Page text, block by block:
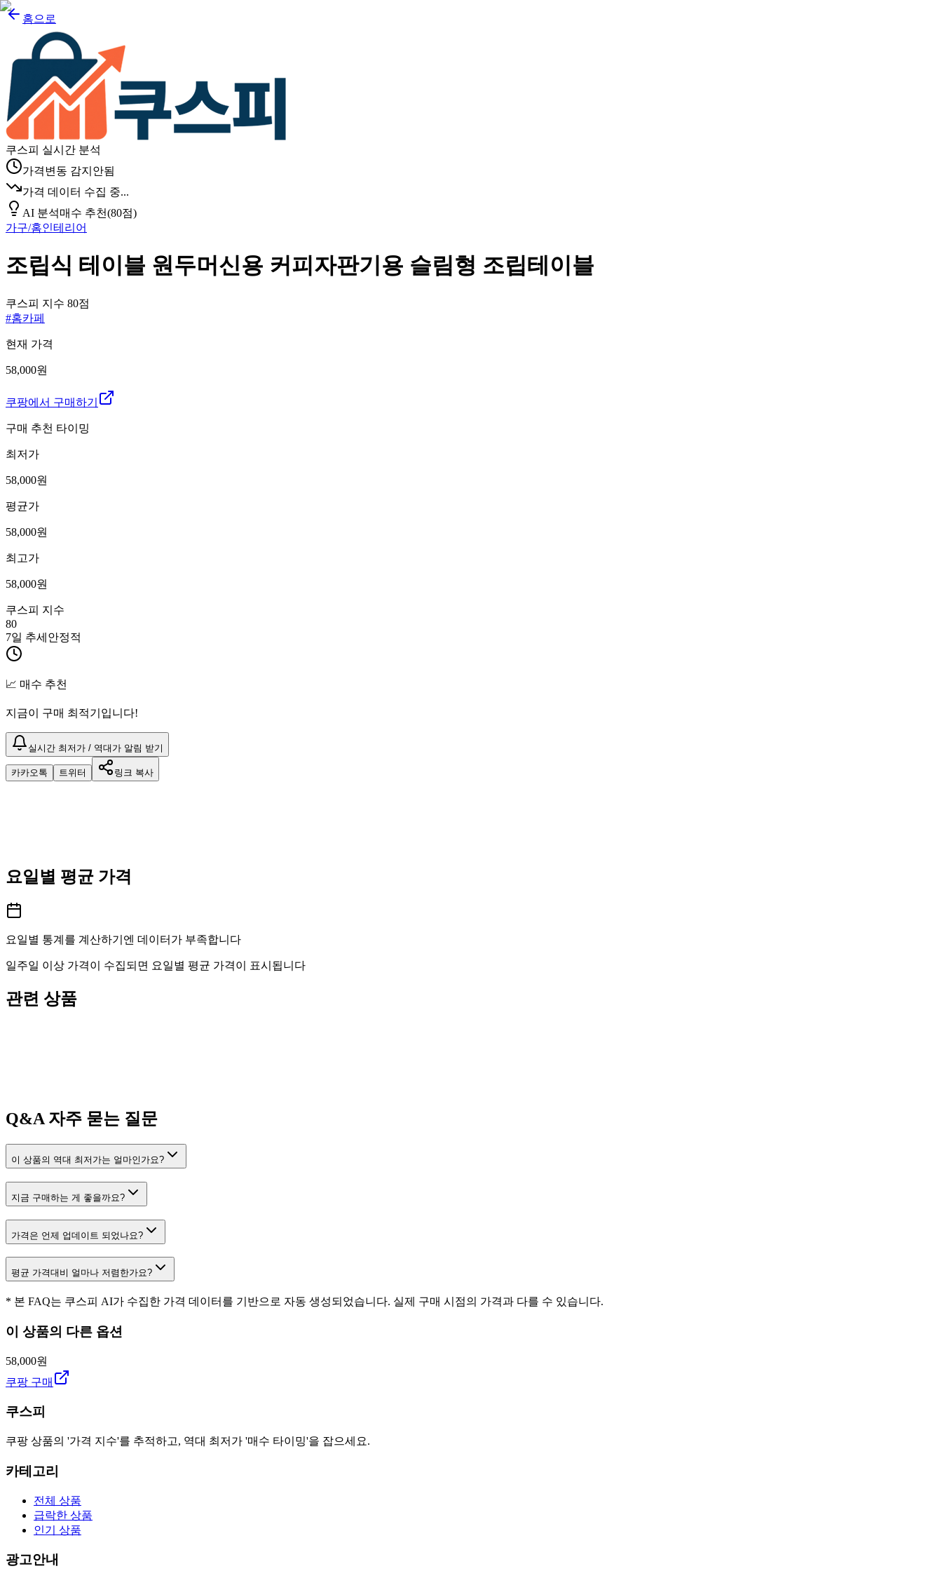
홈으로
쿠스피 실시간 분석
가격변동 감지안됨
가격 데이터 수집 중...
AI 분석매수 추천(80점)
가구/홈인테리어
조립식 테이블 원두머신용 커피자판기용 슬림형 조립테이블
쿠스피 지수 80점
#홈카페
현재 가격
58,000원
쿠팡에서 구매하기
구매 추천 타이밍
최저가
58,000원
평균가
58,000원
최고가
58,000원
쿠스피 지수
80
7일 추세 안정적
📈 매수 추천
지금이 구매 최적기입니다!
실시간 최저가 / 역대가 알림 받기
카카오톡 트위터 링크 복사
요일별 평균 가격
요일별 통계를 계산하기엔 데이터가 부족합니다
일주일 이상 가격이 수집되면 요일별 평균 가격이 표시됩니다
관련 상품
Q&A자주 묻는 질문
이 상품의 역대 최저가는 얼마인가요?
지금 구매하는 게 좋을까요?
가격은 언제 업데이트 되었나요?
평균 가격대비 얼마나 저렴한가요?
* 본 FAQ는 쿠스피 AI가 수집한 가격 데이터를 기반으로 자동 생성되었습니다. 실제 구매 시점의 가격과 다를 수 있습니다.
이 상품의 다른 옵션
58,000원
쿠팡 구매
쿠스피
쿠팡 상품의 '가격 지수'를 추적하고, 역대 최저가 '매수 타이밍'을 잡으세요.
카테고리
전체 상품
급락한 상품
인기 상품
광고안내